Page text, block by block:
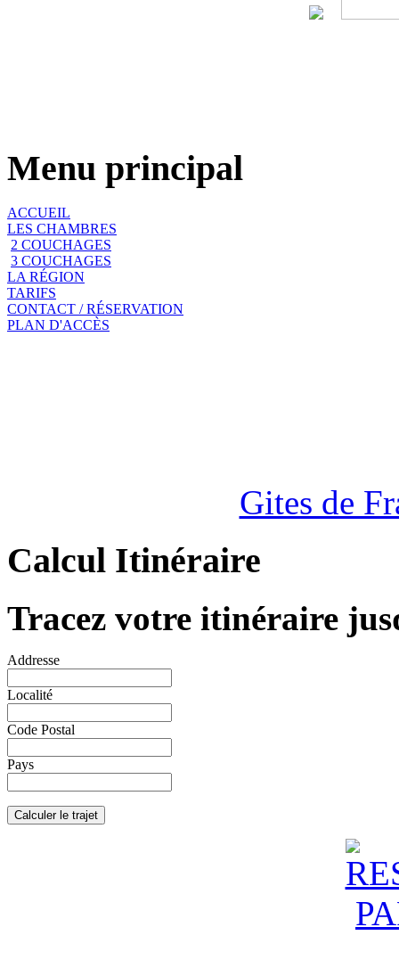
Menu principal
ACCUEIL
LES CHAMBRES
2 COUCHAGES
3 COUCHAGES
LA RÉGION
TARIFS
CONTACT / RÉSERVATION
PLAN D'ACCÈS
Gites de
Calcul Itinéraire
Tracez votre itinéraire
Addresse
Localité
Code Postal
Pays